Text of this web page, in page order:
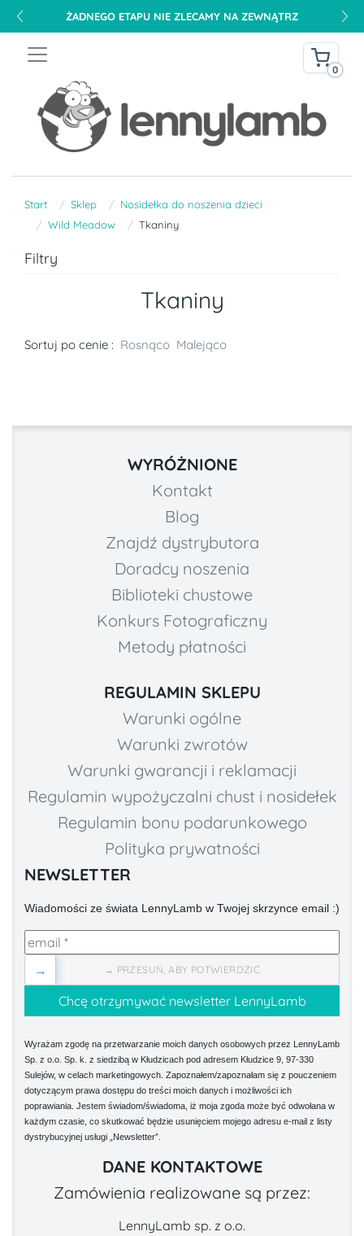
ŻADNEGO ETAPU NIE ZLECAMY NA ZEWNĄTRZ
0
Start Sklep
Nosidełka do noszenia dzieci
Wild Meadow
Tkaniny
Filtry
Tkaniny
Sortuj po cenie : Rosnąco Malejąco
WYRÓŻNIONE
Kontakt
Blog
Znajdź dystrybutora
Doradcy noszenia
Biblioteki chustowe
Konkurs Fotograficzny
Metody płatności
REGULAMIN SKLEPU
Warunki ogólne
Warunki zwrotów
Warunki gwarancji i reklamacji
Regulamin wypożyczalni chust i nosidełek
Regulamin bonu podarunkowego
Polityka prywatności
NEWSLETTER
Wiadomości ze świata LennyLamb w Twojej skrzynce email :)
→ PRZESUŃ, ABY POTWIERDZIĆ
→
Wyrażam zgodę na przetwarzanie moich danych osobowych przez LennyLamb
Sp. z o.o. Sp. k. z siedzibą w Kłudzicach pod adresem Kłudzice 9, 97-330
Sulejów, w celach marketingowych. Zapoznałem/zapoznałam się z pouczeniem
dotyczącym prawa dostępu do treści moich danych i możliwości ich
poprawiania. Jestem świadom/świadoma, iż moja zgoda może być odwołana w
każdym czasie, co skutkować będzie usunięciem mojego adresu e-mail z listy
dystrybucyjnej usługi „Newsletter”.
DANE KONTAKTOWE
Zamówienia realizowane są przez:
LennyLamb sp. z o.o.